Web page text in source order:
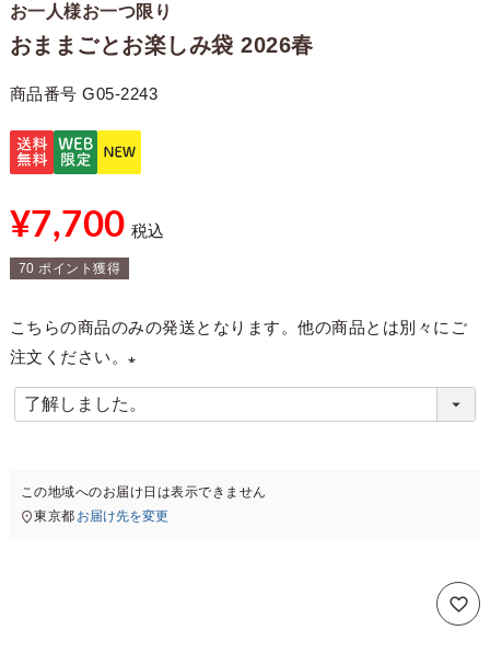
お一人様お一つ限り
おままごとお楽しみ袋 2026春
商品番号 G05-2243
¥7,700 税込
70 ポイント獲得
こちらの商品のみの発送となります。他の商品とは別々にご
注文ください。
必
)
この地域へのお届け日は表示できません
東京都 お届け先を変更